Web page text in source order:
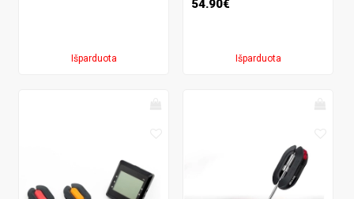
Išparduota
54.90€
Išparduota